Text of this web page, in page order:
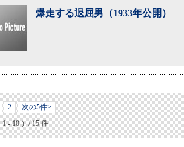
爆走する退屈男（1933年公開）
2
次の5件>
1 - 10 ）/ 15 件